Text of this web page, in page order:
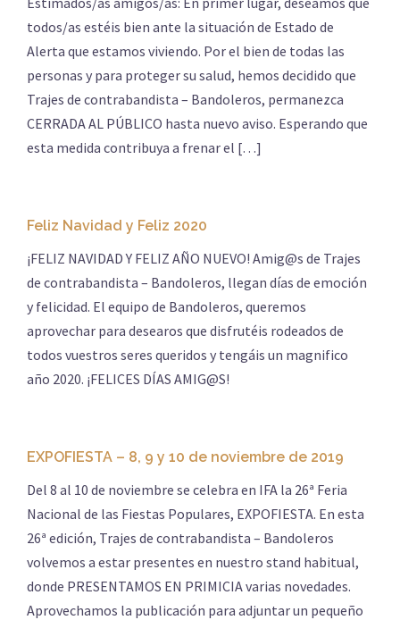
todos/as estéis bien ante la situación de Estado de
Alerta que estamos viviendo. Por el bien de todas las
personas y para proteger su salud, hemos decidido que
Trajes de contrabandista – Bandoleros, permanezca
CERRADA AL PÚBLICO hasta nuevo aviso. Esperando que
esta medida contribuya a frenar el […]
Feliz Navidad y Feliz 2020
¡FELIZ NAVIDAD Y FELIZ AÑO NUEVO! Amig@s de Trajes
de contrabandista – Bandoleros, llegan días de emoción
y felicidad. El equipo de Bandoleros, queremos
aprovechar para desearos que disfrutéis rodeados de
todos vuestros seres queridos y tengáis un magnifico
año 2020. ¡FELICES DÍAS AMIG@S!
EXPOFIESTA – 8, 9 y 10 de noviembre de 2019
Del 8 al 10 de noviembre se celebra en IFA la 26ª Feria
Nacional de las Fiestas Populares, EXPOFIESTA. En esta
26ª edición, Trajes de contrabandista – Bandoleros
volvemos a estar presentes en nuestro stand habitual,
donde PRESENTAMOS EN PRIMICIA varias novedades.
Aprovechamos la publicación para adjuntar un pequeño